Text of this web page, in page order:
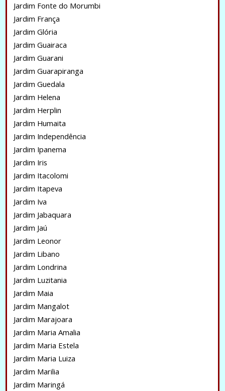
Jardim Fonte do Morumbi
Jardim França
Jardim Glória
Jardim Guairaca
Jardim Guarani
Jardim Guarapiranga
Jardim Guedala
Jardim Helena
Jardim Herplin
Jardim Humaita
Jardim Independência
Jardim Ipanema
Jardim Iris
Jardim Itacolomi
Jardim Itapeva
Jardim Iva
Jardim Jabaquara
Jardim Jaú
Jardim Leonor
Jardim Libano
Jardim Londrina
Jardim Luzitania
Jardim Maia
Jardim Mangalot
Jardim Marajoara
Jardim Maria Amalia
Jardim Maria Estela
Jardim Maria Luiza
Jardim Marilia
Jardim Maringá